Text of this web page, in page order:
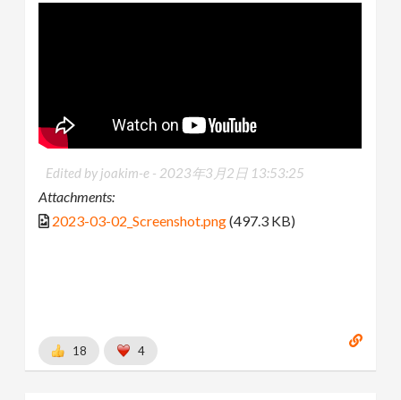
Edited by joakim-e - 2023年3月2日 13:53:25
Attachments:
2023-03-02_Screenshot.png(497.3 KB)
18 4